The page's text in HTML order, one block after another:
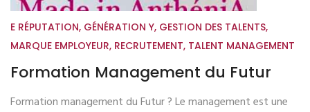
E RÉPUTATION, GÉNÉRATION Y, GESTION DES TALENTS,
MARQUE EMPLOYEUR, RECRUTEMENT, TALENT MANAGEMENT
Formation Management du Futur
Formation management du Futur ? Le management est une